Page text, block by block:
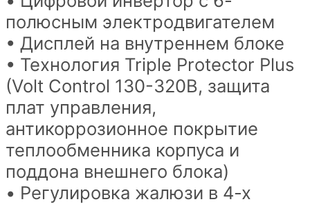
полюсным электродвигателем
• Дисплей на внутреннем блоке
• Технология Triple Protector Plus
(Volt Control 130-320В, защита
плат управления,
антикоррозионное покрытие
теплообменника корпуса и
поддона внешнего блока)
• Регулировка жалюзи в 4-х